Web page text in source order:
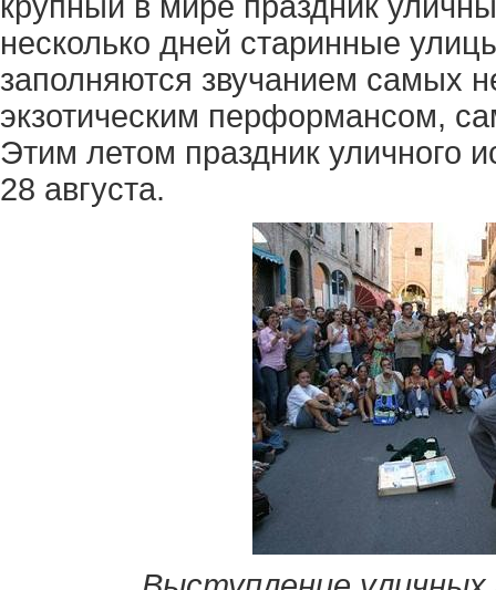
несколько дней старинные
заполняются звучанием самых
экзотическим перформансом,
Этим летом праздник уличного
28 августа.